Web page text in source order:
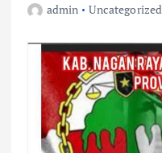
admin Uncategorized